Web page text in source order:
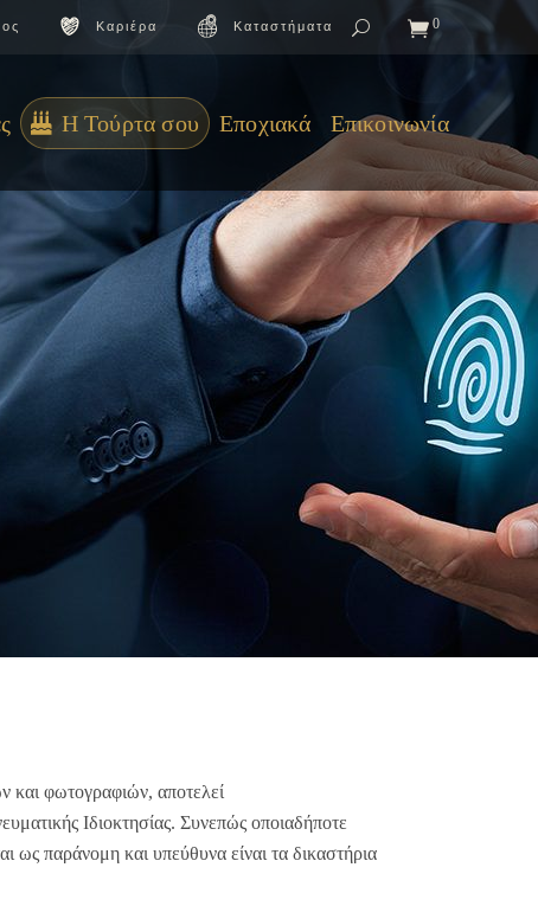
Καριέρα Καταστήματα 0
Η Τούρτα σου Εποχιακά Επικοινωνία
και φωτογραφιών, αποτελεί
Ιδιοκτησίας. Συνεπώς οποιαδήποτε
ως παράνομη και υπεύθυνα είναι τα δικαστήρια